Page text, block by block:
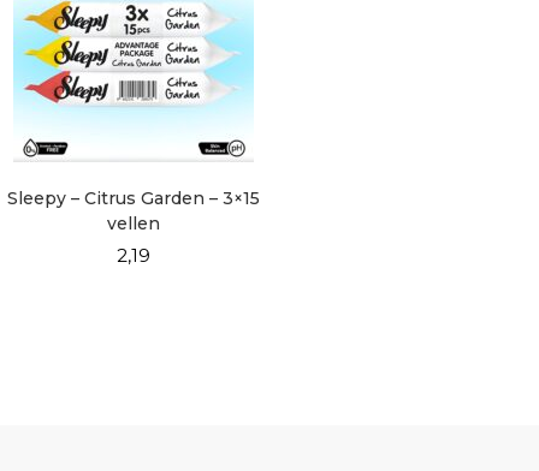
Sleepy – Citrus Garden – 3×15
vellen
2,19